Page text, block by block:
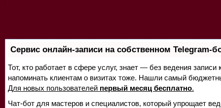
Сервис онлайн-записи на собственном Telegram-
Тот, кто работает в сфере услуг, знает — без ведения
напоминать клиентам о визитах тоже. Нашли самый
Для новых пользователей первый месяц бесплатно.
Чат-бот для мастеров и специалистов, который упрощает